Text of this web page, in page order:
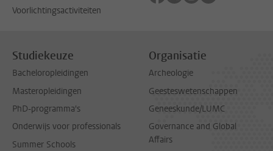
Voorlichtingsactiviteiten
Studiekeuze
Bacheloropleidingen
Masteropleidingen
PhD-programma's
Onderwijs voor professionals
Summer Schools
Organisatie
Archeologie
Geesteswetenschappen
Geneeskunde/LUMC
Governance and Global
Affairs